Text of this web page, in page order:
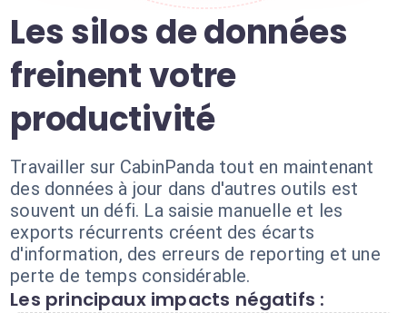
Les silos de données
freinent votre
productivité
Travailler sur CabinPanda tout en maintenant
des données à jour dans d'autres outils est
souvent un défi. La saisie manuelle et les
exports récurrents créent des écarts
d'information, des erreurs de reporting et une
perte de temps considérable.
Les principaux impacts négatifs :